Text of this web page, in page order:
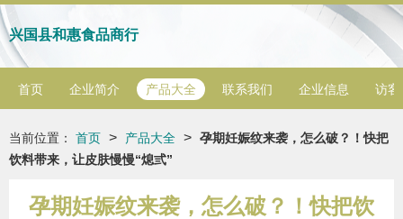
兴国县和惠食品商行
首页 企业简介 产品大全 联系我们 企业信息 访客
当前位置： 首页 > 产品大全 > 孕期妊娠纹来袭，怎么破？！快把
饮料带来，让皮肤慢慢“熄弎”
孕期妊娠纹来袭，怎么破？！快把饮